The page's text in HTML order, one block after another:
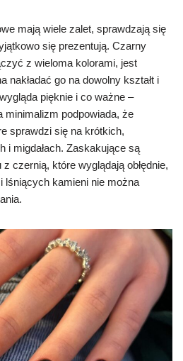
mają wiele zalet, sprawdzają się
się prezentują. Czarny
z wieloma kolorami, jest
nakładać go na dowolny kształt i
pięknie i co ważne –
minimalizm podpowiada, że
sprawdzi się na krótkich,
i migdałach. Zaskakujące są
czernią, które wyglądają obłędnie,
kamieni nie można